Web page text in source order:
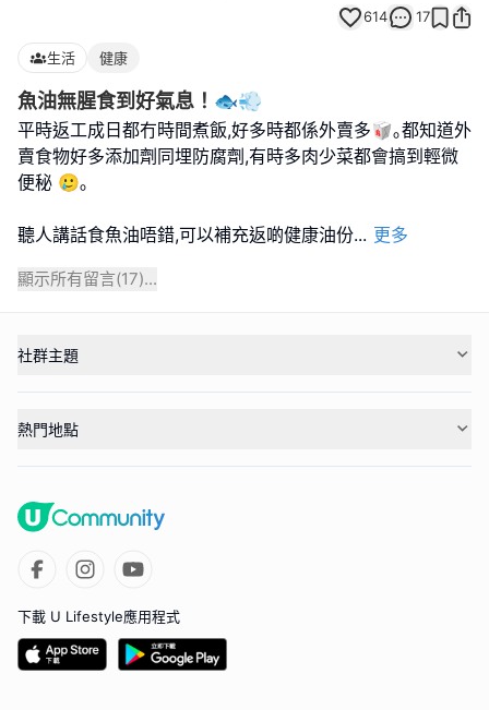
614 17
生活 健康
魚油無腥食到好氣息！🐟💨
平時返工成日都冇時間煮飯,好多時都係外賣多🥡｡都知道外
賣食物好多添加劑同埋防腐劑,有時多肉少菜都會搞到輕微
便秘 🥲｡
聽人講話食魚油唔錯,可以補充返啲健康油份... 更多
顯示所有留言(17)...
社群主題
熱門地點
下載 U Lifestyle應用程式